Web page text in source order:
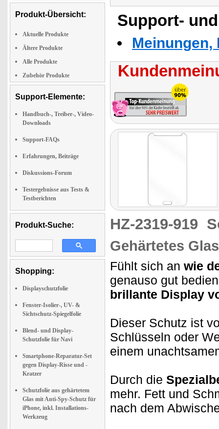
Produkt-Übersicht:
Aktuelle Produkte
Ältere Produkte
Alle Produkte
Zubehör Produkte
Support-Elemente:
Handbuch-, Treiber-, Video-
Downloads
Support-FAQs
Erfahrungen, Beiträge
Diskussions-Forum
Testergebnisse aus Tests &
Testberichten
Produkt-Suche:
Shopping:
Displayschutzfolie
Fenster-Isolier-, UV- &
Sichtschutz-Spiegelfolie
Blend- und Display-
Schutzfolie für Navi
Smartphone-Reparatur-Set
gegen Display-Risse und -
Kratzer
Schutzfolie aus gehärtetem
Glas mit Anti-Spy-Schutz für
iPhone, inkl. Installations-
Werkzeug
Support-
HZ-2319-919
Gehärtetes
Fühlt sich an wie
genauso gut
brillante Display
Dieser Schutz ist
Schlüsseln oder
einem
Durch die
mehr. Fett und
nach dem